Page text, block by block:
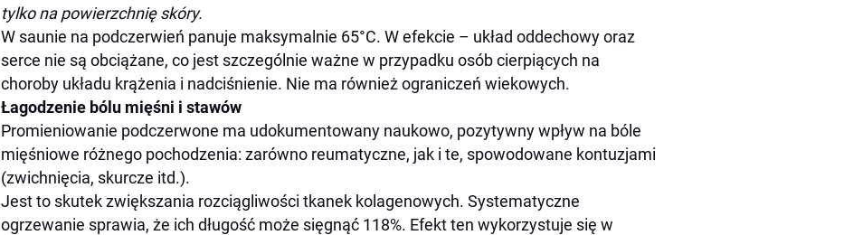
tylko na powierzchnię skóry.
W saunie na podczerwień panuje maksymalnie 65°C. W efekcie – układ oddechowy oraz
serce nie są obciążane, co jest szczególnie ważne w przypadku osób cierpiących na
choroby układu krążenia i nadciśnienie. Nie ma również ograniczeń wiekowych.
Łagodzenie bólu mięśni i stawów
Promieniowanie podczerwone ma udokumentowany naukowo, pozytywny wpływ na bóle
mięśniowe różnego pochodzenia: zarówno reumatyczne, jak i te, spowodowane kontuzjami
(zwichnięcia, skurcze itd.).
Jest to skutek zwiększania rozciągliwości tkanek kolagenowych. Systematyczne
ogrzewanie sprawia, że ich długość może sięgnąć 118%. Efekt ten wykorzystuje się w